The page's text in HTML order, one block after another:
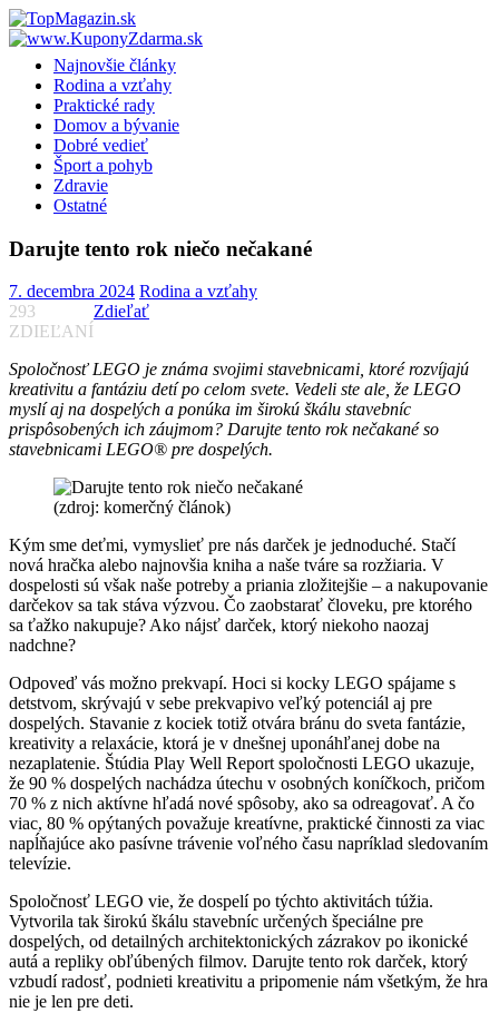
Skip
to
contentNajnovšie články
Rodina a vzťahy
Praktické rady
Domov a bývanie
Dobré vedieť
Šport a pohyb
Zdravie
Ostatné
Darujte tento rok niečo nečakané
7. decembra 2024 Rodina a vzťahy
293
ZDIEĽANÍ
Zdieľať
Spoločnosť LEGO je známa svojimi stavebnicami, ktoré rozvíjajú
kreativitu a fantáziu detí po celom svete. Vedeli ste ale, že LEGO
myslí aj na dospelých a ponúka im širokú škálu stavebníc
prispôsobených ich záujmom? Darujte tento rok nečakané so
stavebnicami LEGO® pre dospelých.
(zdroj: komerčný článok)
Kým sme deťmi, vymyslieť pre nás darček je jednoduché. Stačí
nová hračka alebo najnovšia kniha a naše tváre sa rozžiaria. V
dospelosti sú však naše potreby a priania zložitejšie – a nakupovanie
darčekov sa tak stáva výzvou. Čo zaobstarať človeku, pre ktorého
sa ťažko nakupuje? Ako nájsť darček, ktorý niekoho naozaj
nadchne?
Odpoveď vás možno prekvapí. Hoci si kocky LEGO spájame s
detstvom, skrývajú v sebe prekvapivo veľký potenciál aj pre
dospelých. Stavanie z kociek totiž otvára bránu do sveta fantázie,
kreativity a relaxácie, ktorá je v dnešnej uponáhľanej dobe na
nezaplatenie. Štúdia Play Well Report spoločnosti LEGO ukazuje,
že 90 % dospelých nachádza útechu v osobných koníčkoch, pričom
70 % z nich aktívne hľadá nové spôsoby, ako sa odreagovať. A čo
viac, 80 % opýtaných považuje kreatívne, praktické činnosti za viac
napĺňajúce ako pasívne trávenie voľného času napríklad sledovaním
televízie.
Spoločnosť LEGO vie, že dospelí po týchto aktivitách túžia.
Vytvorila tak širokú škálu stavebníc určených špeciálne pre
dospelých, od detailných architektonických zázrakov po ikonické
autá a repliky obľúbených filmov. Darujte tento rok darček, ktorý
vzbudí radosť, podnieti kreativitu a pripomenie nám všetkým, že hra
nie je len pre deti.